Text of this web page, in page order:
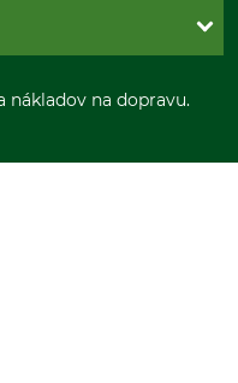
nákladov na dopravu.